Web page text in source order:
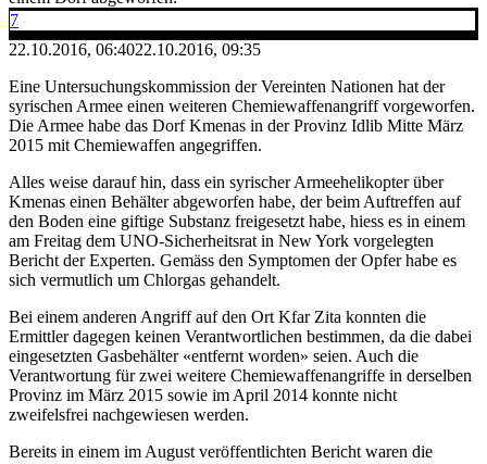
7
22.10.2016, 06:4022.10.2016, 09:35
Eine Untersuchungskommission der Vereinten Nationen hat der
syrischen Armee einen weiteren Chemiewaffenangriff vorgeworfen.
Die Armee habe das Dorf Kmenas in der Provinz Idlib Mitte März
2015 mit Chemiewaffen angegriffen.
Alles weise darauf hin, dass ein syrischer Armeehelikopter über
Kmenas einen Behälter abgeworfen habe, der beim Auftreffen auf
den Boden eine giftige Substanz freigesetzt habe, hiess es in einem
am Freitag dem UNO-Sicherheitsrat in New York vorgelegten
Bericht der Experten. Gemäss den Symptomen der Opfer habe es
sich vermutlich um Chlorgas gehandelt.
Bei einem anderen Angriff auf den Ort Kfar Zita konnten die
Ermittler dagegen keinen Verantwortlichen bestimmen, da die dabei
eingesetzten Gasbehälter «entfernt worden» seien. Auch die
Verantwortung für zwei weitere Chemiewaffenangriffe in derselben
Provinz im März 2015 sowie im April 2014 konnte nicht
zweifelsfrei nachgewiesen werden.
Bereits in einem im August veröffentlichten Bericht waren die